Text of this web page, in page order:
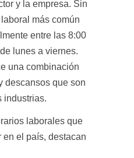
y la empresa. Sin
más común
entre las 8:00
lunes a viernes.
una combinación
descansos que son
industrias.
laborales que
el país, destacan